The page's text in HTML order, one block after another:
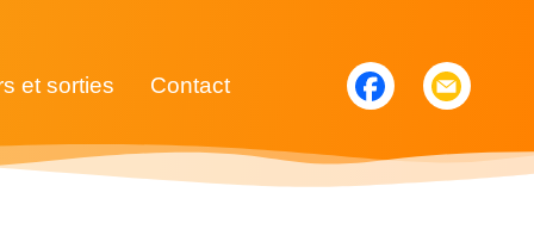
et sorties Contact